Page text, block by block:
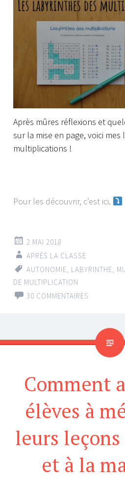
Après mûres réflexions et
sur la mise en page, voici
multiplications !
Pour les découvrir, c’est ici.
2 MAI 2018
APRÈS LA CLASSE
AUTONOMIE, LABYRINTHE,
DE MULTIPLICATION
30 COMMENTAIRES
Comment
élèves à
leurs leçons
et à la